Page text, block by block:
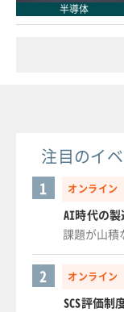
半導体
注目のイ
オンライン
1
AI時代の製
課題が山積
オンライン
2
SCS評価制